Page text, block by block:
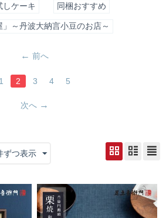
ケーキ 同梱おすすめ
～丹波大納言小豆のお店～
前へ
1 2 3 4 5
次へ
ずつ表示